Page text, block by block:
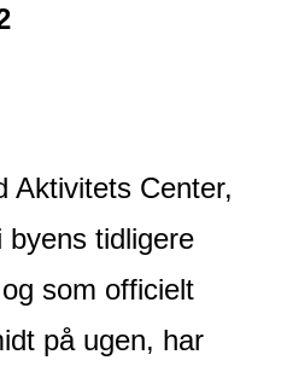
Aktivitets Center,
tidligere
som officielt
på ugen, har